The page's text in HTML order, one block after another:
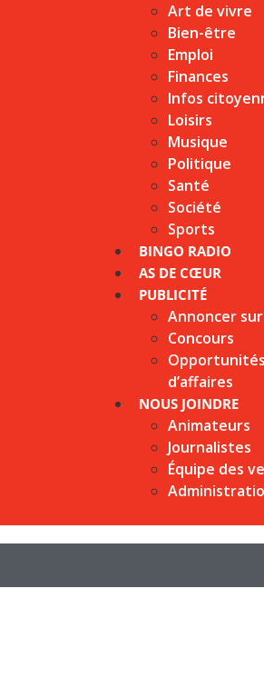
Art de vivre
Bien-être
Emploi
Finances
Infos
Loisirs
Musique
Politique
Santé
Société
Sports
BINGO RADIO
AS DE CŒUR
PUBLICITÉ
Annoncer sur
Concours
Opportunités
d’affaires
NOUS JOINDRE
Animateurs
Journalistes
Équipe des